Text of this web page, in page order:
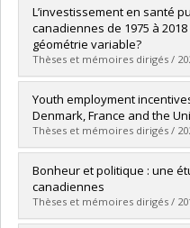
Graduate :St-Jacques-
Cycle :Master's
Grade :M. Sc.
Lien vers le document dans
L’investissement en santé
canadiennes de 1975 à
géométrie variable?
Thèses et mémoires dirigés /
Graduate :Ben Jelili, Emna
Cycle :Master's
Grade :M. Sc.
Lien vers le document dans
Youth employment
Denmark, France and the
Thèses et mémoires dirigés /
Graduate :Dinan, Shannon
Cycle :Doctoral
Grade :Ph. D.
Lien vers le document dans
Bonheur et politique : une
canadiennes
Thèses et mémoires dirigés /